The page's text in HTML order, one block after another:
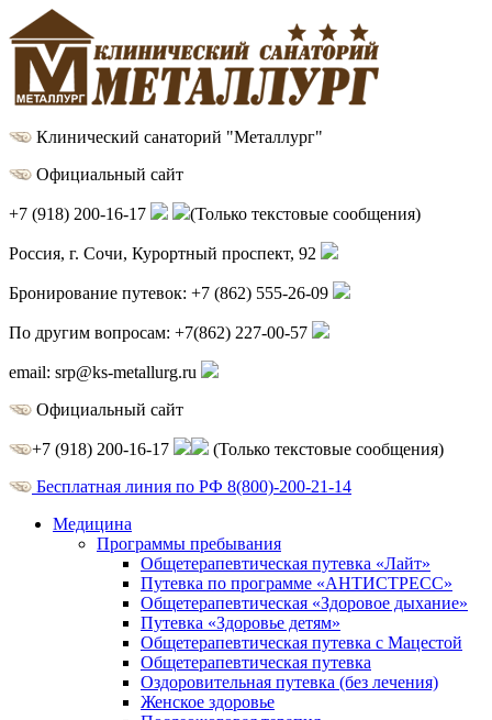
Клинический санаторий "Металлург"
Официальный сайт
+7 (918) 200-16-17 (Только текстовые сообщения)
Россия, г. Сочи, Курортный проспект, 92
Бронирование путевок: +7 (862) 555-26-09
По другим вопросам: +7(862) 227-00-57
email: srp@ks-metallurg.ru
Официальный сайт
+7 (918) 200-16-17
(Только текстовые сообщения)
Бесплатная линия по РФ 8(800)-200-21-14
Медицина
Программы пребывания
Общетерапевтическая путевка «Лайт»
Путевка по программе «АНТИСТРЕСС»
Общетерапевтическая «Здоровое дыхание»
Путевка «Здоровье детям»
Общетерапевтическая путевка с Мацестой
Общетерапевтическая путевка
Оздоровительная путевка (без лечения)
Женское здоровье